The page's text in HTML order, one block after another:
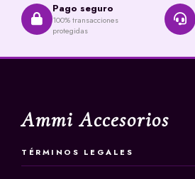
Pago seguro
100% transacciones
protegidas
Ammi Accesorios
TÉRMINOS LEGALES